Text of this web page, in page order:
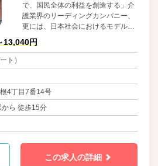
で、国民全体の利益を創造する」介
護業界のリーディングカンパニー、
更には、日本社会におけるモデル企
業となることを目指します。業務拡
大につき、全国各営業所で人材募集
13,040円
ト）
4丁目7番14号
から 徒歩15分
この求人の詳細